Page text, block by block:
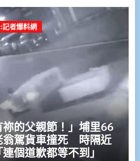
者爆料網
的父親節！」埔里66
翁駕貨車撞死 時隔近
個道歉都等不到」